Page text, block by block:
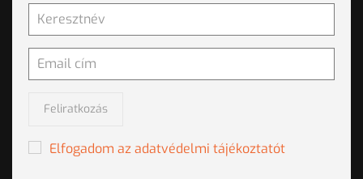
Integráció
Python integráció az IBM SPSS Modeler szoftverbe
R integráció
Feliratkozás
Elfogadom az adatvédelmi tájékoztatót